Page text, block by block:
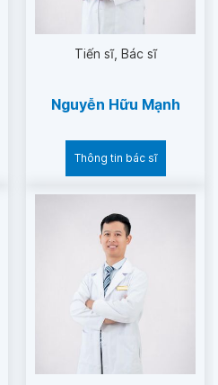
Tiến sĩ Bác sĩ
Nguyễn Hữu Mạnh
Thông tin bác sĩ